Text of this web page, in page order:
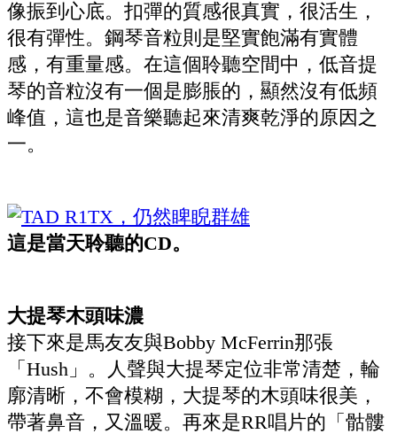
像振到心底。扣彈的質感很真實，很活生，
很有彈性。鋼琴音粒則是堅實飽滿有實體
感，有重量感。在這個聆聽空間中，低音提
琴的音粒沒有一個是膨脹的，顯然沒有低頻
峰值，這也是音樂聽起來清爽乾淨的原因之
一。
這是當天聆聽的CD。
大提琴木頭味濃
接下來是馬友友與Bobby McFerrin那張
「Hush」。人聲與大提琴定位非常清楚，輪
廓清晰，不會模糊，大提琴的木頭味很美，
帶著鼻音，又溫暖。再來是RR唱片的「骷髏